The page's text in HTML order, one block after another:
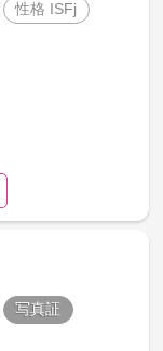
性格 ISFj
写真証